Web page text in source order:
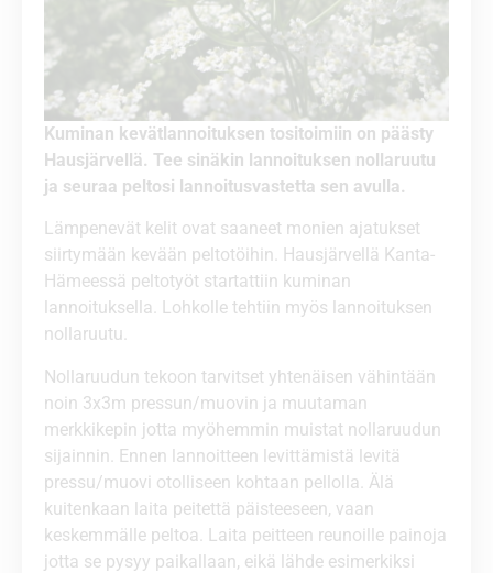
Kuminan kevätlannoituksen tositoimiin on päästy
Hausjärvellä. Tee sinäkin lannoituksen nollaruutu
ja seuraa peltosi lannoitusvastetta sen avulla.
Lämpenevät kelit ovat saaneet monien ajatukset
siirtymään kevään peltotöihin. Hausjärvellä Kanta-
Hämeessä peltotyöt startattiin kuminan
lannoituksella. Lohkolle tehtiin myös lannoituksen
nollaruutu.
Nollaruudun tekoon tarvitset yhtenäisen vähintään
noin 3x3m pressun/muovin ja muutaman
merkkikepin jotta myöhemmin muistat nollaruudun
sijainnin. Ennen lannoitteen levittämistä levitä
pressu/muovi otolliseen kohtaan pellolla. Älä
kuitenkaan laita peitettä päisteeseen, vaan
keskemmälle peltoa. Laita peitteen reunoille painoja
jotta se pysyy paikallaan, eikä lähde esimerkiksi